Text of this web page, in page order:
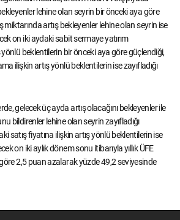
lehine olan seyrin bir önceki aya göre
miktarında artış bekleyenler lehine olan seyrin ise
on iki aydaki sabit sermaye yatırım
yönlü beklentilerin bir önceki aya göre güçlendiği,
ilişkin artış yönlü beklentilerin ise zayıfladığı
gelecek üç ayda artış olacağını bekleyenler ile
bildirenler lehine olan seyrin zayıfladığı
satış fiyatına ilişkin artış yönlü beklentilerin ise
on iki aylık dönem sonu itibarıyla yıllık ÜFE
2,5 puan azalarak yüzde 49,2 seviyesinde